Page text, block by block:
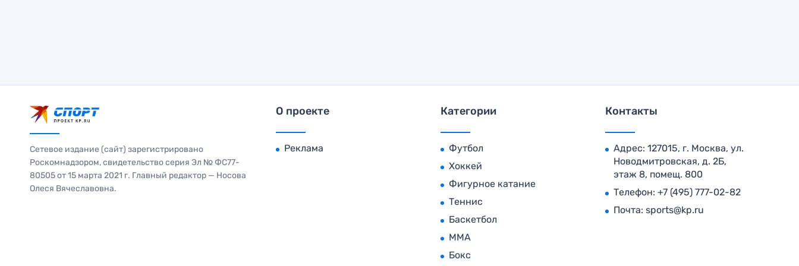
Сетевое издание (сайт) зарегистрировано
Роскомнадзором, свидетельство серия Эл № ФС77-
80505 от 15 марта 2021 г. Главный редактор — Носова
Олеся Вячеславовна.
О проекте
Реклама
Категории
Футбол
Хоккей
Фигурное катание
Теннис
Баскетбол
MMA
Бокс
Контакты
Адрес: 127015, г. Москва, ул.
Новодмитровская, д. 2Б,
этаж 8, помещ. 800
Телефон: +7 (495) 777-02-82
Почта: sports@kp.ru